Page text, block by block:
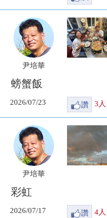
尹培華
螃蟹飯
2026/07/23 讚 3 人
尹培華
彩虹
2026/07/17 讚 4人